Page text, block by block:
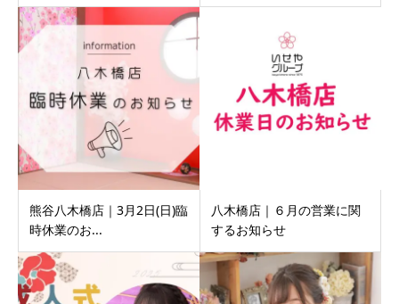
熊谷八木橋店｜3月2日(日)臨
時休業のお...
八木橋店｜６月の営業に関
するお知らせ